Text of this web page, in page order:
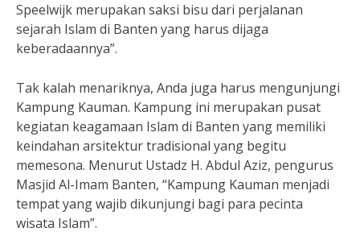
Speelwijk merupakan saksi bisu dari perjalanan
sejarah Islam di Banten yang harus dijaga
keberadaannya”.
Tak kalah menariknya, Anda juga harus mengunjungi
Kampung Kauman. Kampung ini merupakan pusat
kegiatan keagamaan Islam di Banten yang memiliki
keindahan arsitektur tradisional yang begitu
memesona. Menurut Ustadz H. Abdul Aziz, pengurus
Masjid Al-Imam Banten, “Kampung Kauman menjadi
tempat yang wajib dikunjungi bagi para pecinta
wisata Islam”.